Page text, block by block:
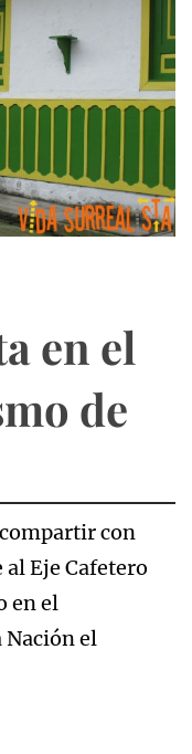
en el
de
con
Eje Cafetero
en el
Nación el